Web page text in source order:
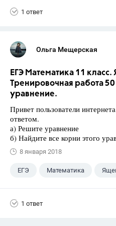
1 ответ
Ольга Мещерская
ЕГЭ Математика 11
Тренировочная работа
уравнение.
Привет пользователи
ответом.
а) Решите уравнение
б) Найдите все корни этого
8 января 2018
ЕГЭ Математика
1 ответ